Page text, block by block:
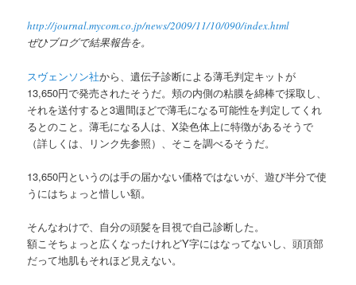
http://journal.mycom.co.jp/news/2009/11/10/090/index.html
ぜひブログで結果報告を。
スヴェンソン社から、遺伝子診断による薄毛判定キットが
13,650円で発売されたそうだ。頬の内側の粘膜を綿棒で採取し、
それを送付すると3週間ほどで薄毛になる可能性を判定してくれ
るとのこと。薄毛になる人は、X染色体上に特徴があるそうで
（詳しくは、リンク先参照）、そこを調べるそうだ。
13,650円というのは手の届かない価格ではないが、遊び半分で使
うにはちょっと惜しい額。
そんなわけで、自分の頭髪を目視で自己診断した。
額こそちょっと広くなったけれどY字にはなってないし、頭頂部
だって地肌もそれほど見えない。